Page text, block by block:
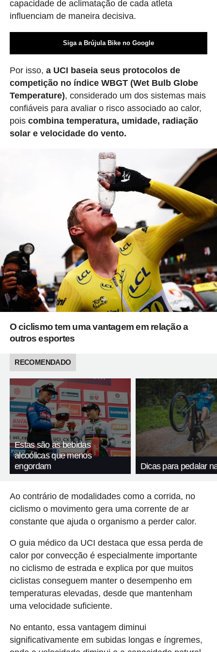
capacidade de aclimatação de cada atleta
influenciam de maneira decisiva.
Siga a Brújula Bike no Google
Por isso, a UCI baseia seus protocolos de
competição no índice WBGT (Wet Bulb Globe
Temperature), considerado um dos sistemas mais
confiáveis para avaliar o risco associado ao calor,
pois combina temperatura, umidade, radiação
solar e velocidade do vento.
O ciclismo tem uma vantagem em relação a
outros esportes
RECOMENDADO
Estas são as bebidas
alcoólicas que menos
engordam
Dicas para pedalar
Ao contrário de modalidades como a corrida, no
ciclismo o movimento gera uma corrente de ar
constante que ajuda o organismo a perder calor.
O guia médico da UCI destaca que essa perda de
calor por convecção é especialmente importante
no ciclismo de estrada e explica por que muitos
ciclistas conseguem manter o desempenho em
temperaturas elevadas, desde que mantenham
uma velocidade suficiente.
No entanto, essa vantagem diminui
significativamente em subidas longas e íngremes,